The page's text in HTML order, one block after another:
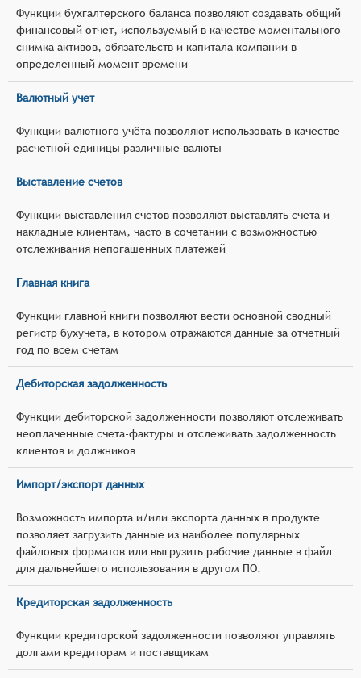
Функции бухгалтерского баланса позволяют создавать общий
финансовый отчет, используемый в качестве моментального
снимка активов, обязательств и капитала компании в
определенный момент времени
Валютный учет
Функции валютного учёта позволяют использовать в качестве
расчётной единицы различные валюты
Выставление счетов
Функции выставления счетов позволяют выставлять счета и
накладные клиентам, часто в сочетании с возможностью
отслеживания непогашенных платежей
Главная книга
Функции главной книги позволяют вести основной сводный
регистр бухучета, в котором отражаются данные за отчетный
год по всем счетам
Дебиторская задолженность
Функции дебиторской задолженности позволяют отслеживать
неоплаченные счета-фактуры и отслеживать задолженность
клиентов и должников
Импорт/экспорт данных
Возможность импорта и/или экспорта данных в продукте
позволяет загрузить данные из наиболее популярных
файловых форматов или выгрузить рабочие данные в файл
для дальнейшего использования в другом ПО.
Кредиторская задолженность
Функции кредиторской задолженности позволяют управлять
долгами кредиторам и поставщикам